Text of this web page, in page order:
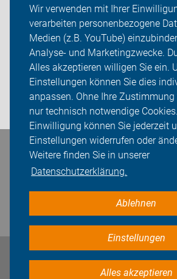
Wir verwenden mit Ihrer
verarbeiten personenbezogene
Medien (z.B. YouTube)
Analyse- und Marketingzwecke.
Alles akzeptieren willigen Sie ein.
Einstellungen können Sie dies
anpassen. Ohne Ihre
nur technisch notwendige
Einwilligung können Sie jederzeit
Einstellungen widerrufen oder
Weitere finden Sie in unserer
Datenschutzerklärung.
Ablehnen
Einstellungen
Alles akzeptieren
ADFC Hamburg
Sei dabei
Presse
Login
Bleiben Sie in Kontakt